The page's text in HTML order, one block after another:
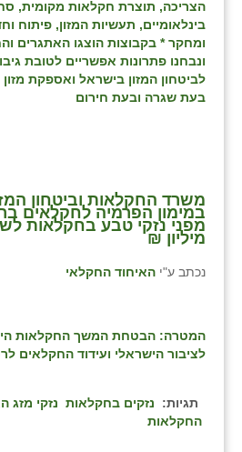
הצריכה, תוצרת חקלאות מקומית,
בינלאומיים, תעשיות המזון, פיתוח
ומחקר * בקבוצות הוצגו האתגרים
ונבחנו פתרונות אפשריים לטובת
לביטחון המזון בישראל ואספקת
בעת שגרה ובעת חירום
משרד החקלאות וביטחון
במימון הפרמיה לחקלאים
מיליון ₪
נכתב ע"י האיחוד החקלאי
המטרה: הבטחת המשך החקלאות
לציבור הישראלי ועידוד החקלאים
תגיות: נזקים בחקלאות נזקי מזג
החקלאות